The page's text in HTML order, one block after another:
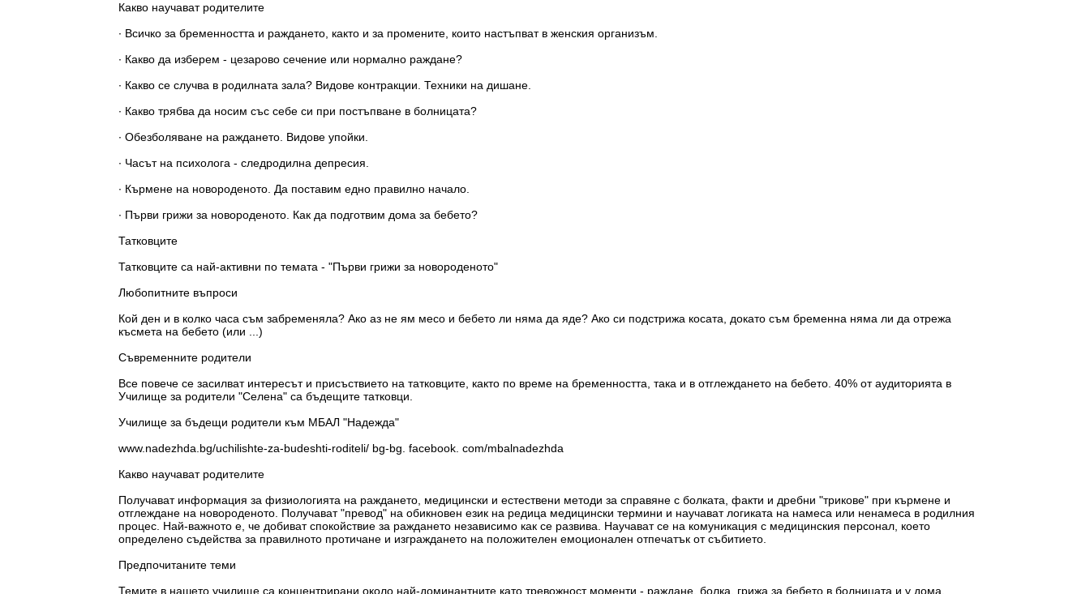
Какво научават родителите
∙ Всичко за бременността и раждането, както и за промените, които настъпват в женския организъм.
∙ Какво да изберем - цезарово сечение или нормално раждане?
∙ Какво се случва в родилната зала? Видове контракции. Техники на дишане.
∙ Какво трябва да носим със себе си при постъпване в болницата?
∙ Обезболяване на раждането. Видове упойки.
∙ Часът на психолога - следродилна депресия.
∙ Кърмене на новороденото. Да поставим едно правилно начало.
∙ Първи грижи за новороденото. Как да подготвим дома за бебето?
Татковците
Татковците са най-активни по темата - "Първи грижи за новороденото"
Любопитните въпроси
Кой ден и в колко часа съм забременяла? Ако аз не ям месо и бебето ли няма да яде? Ако си подстрижа косата, докато съм бременна няма ли да отрежа
късмета на бебето (или ...)
Съвременните родители
Все повече се засилват интересът и присъствието на татковците, както по време на бременността, така и в отглеждането на бебето. 40% от аудиторията в
Училище за родители "Селена" са бъдещите татковци.
Училище за бъдещи родители към МБАЛ "Надежда"
www.nadezhda.bg/uchilishte-za-budeshti-roditeli/ bg-bg. facebook. com/mbalnadezhda
Какво научават родителите
Получават информация за физиологията на раждането, медицински и естествени методи за справяне с болката, факти и дребни "трикове" при кърмене и
отглеждане на новороденото. Получават "превод" на обикновен език на редица медицински термини и научават логиката на намеса или ненамеса в родилния
процес. Най-важното е, че добиват спокойствие за раждането независимо как се развива. Научават се на комуникация с медицинския персонал, което
определено съдейства за правилното протичане и изграждането на положителен емоционален отпечатък от събитието.
Предпочитаните теми
Темите в нашето училище са концентрирани около най-доминантните като тревожност моменти - раждане, болка, грижа за бебето в болницата и у дома,